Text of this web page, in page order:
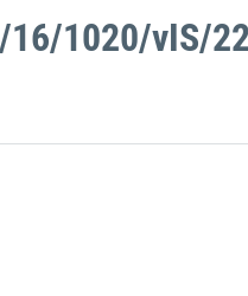
16/1020/vIS/